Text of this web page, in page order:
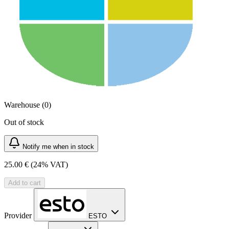
Warehouse (0)
Out of stock
Notify me when in stock
25.00 € (24% VAT)
Add to cart
Provider ESTO